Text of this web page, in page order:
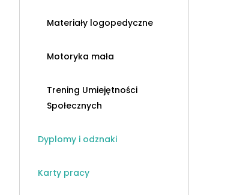
Materiały logopedyczne
Motoryka mała
Trening Umiejętności
Społecznych
Dyplomy i odznaki
Karty pracy